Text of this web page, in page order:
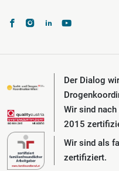
Der Dialog
Wir sind
2015
Wir sind als
zertifiziert.